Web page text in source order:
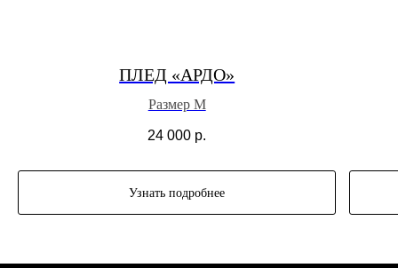
ПЛЕД «АРДО»
Размер M
24 000 р.
Узнать подробнее